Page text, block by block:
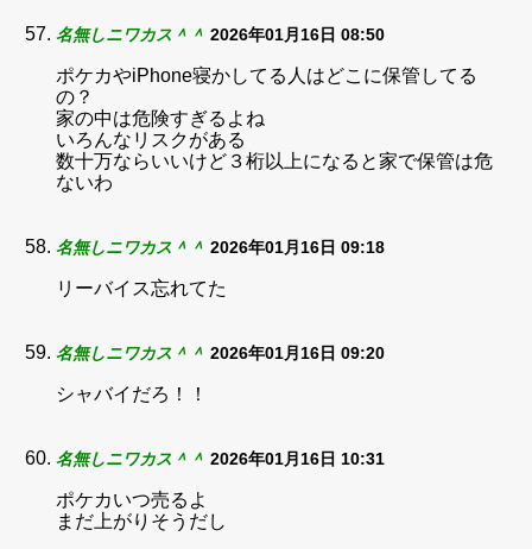
名無しニワカス＾＾ 2026年01月16日 08:50
ポケカやiPhone寝かしてる人はどこに保管してる
の？
家の中は危険すぎるよね
いろんなリスクがある
数十万ならいいけど３桁以上になると家で保管は危
ないわ
名無しニワカス＾＾ 2026年01月16日 09:18
リーバイス忘れてた
名無しニワカス＾＾ 2026年01月16日 09:20
シャバイだろ！！
名無しニワカス＾＾ 2026年01月16日 10:31
ポケカいつ売るよ
まだ上がりそうだし